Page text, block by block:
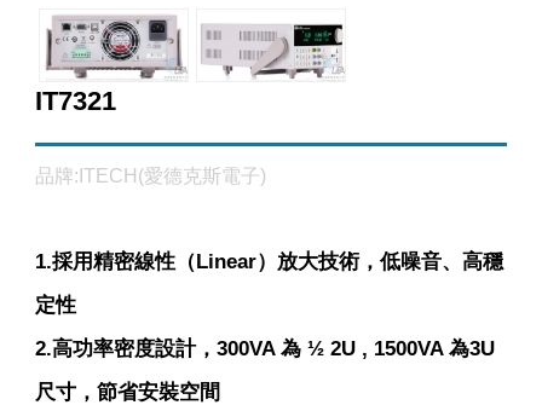
IT7321
品牌:ITECH(愛德克斯電子)
1.採用精密線性（Linear）放大技術，低噪音、高穩
定性
2.高功率密度設計，300VA 為 ½ 2U , 1500VA 為3U
尺寸，節省安裝空間